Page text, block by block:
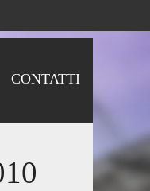
CONTATTI